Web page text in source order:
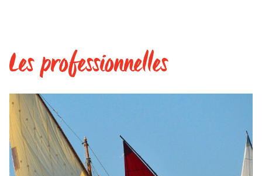
Les professionnelles